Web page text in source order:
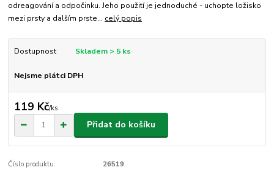
odreagování a odpočinku. Jeho použití je jednoduché - uchopte ložisko
mezi prsty a dalším prste... celý popis
Dostupnost Skladem > 5 ks
Nejsme plátci DPH
119 Kč/ks
Přidat do košíku
Číslo produktu: 26519